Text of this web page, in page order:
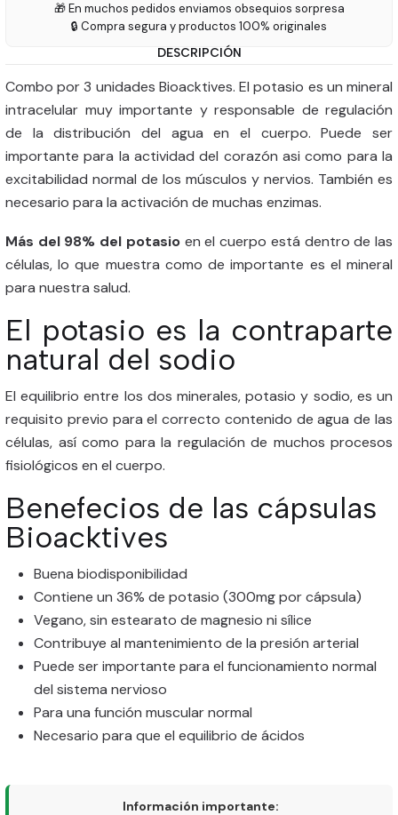
🎁 En muchos pedidos enviamos obsequios sorpresa
🔒 Compra segura y productos 100% originales
DESCRIPCIÓN
Combo por 3 unidades Bioacktives. El potasio es un mineral
intracelular muy importante y responsable de regulación
de la distribución del agua en el cuerpo. Puede ser
importante para la actividad del corazón asi como para la
excitabilidad normal de los músculos y nervios. También es
necesario para la activación de muchas enzimas.
Más del 98% del potasioen el cuerpo está dentro de las
células, lo que muestra como de importante es el mineral
para nuestra salud.
El potasio es la contraparte
natural del sodio
El equilibrio entre los dos minerales, potasio y sodio, es un
requisito previo para el correcto contenido de agua de las
células, así como para la regulación de muchos procesos
fisiológicos en el cuerpo.
Benefecios de las cápsulas
Bioacktives
Buena biodisponibilidad
Contiene un 36% de potasio (300mg por cápsula)
Vegano, sin estearato de magnesio ni sílice
Contribuye al mantenimiento de la presión arterial
Puede ser importante para el funcionamiento normal
del sistema nervioso
Para una función muscular normal
Necesario para que el equilibrio de ácidos
Información importante: